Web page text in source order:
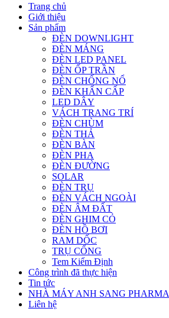
Trang chủ
Giới thiệu
Sản phẩm
ĐÈN DOWNLIGHT
ĐÈN MÁNG
ĐÈN LED PANEL
ĐÈN ỐP TRẦN
ĐÈN CHỐNG NỔ
ĐÈN KHẨN CẤP
LED DÂY
VÁCH TRANG TRÍ
ĐÈN CHÙM
ĐÈN THẢ
ĐÈN BÀN
ĐÈN PHA
ĐÈN ĐƯỜNG
SOLAR
ĐÈN TRỤ
ĐÈN VÁCH NGOÀI
ĐÈN ÂM ĐẤT
ĐÈN GHIM CỎ
ĐÈN HỒ BƠI
RAM DỐC
TRỤ CỔNG
Tem Kiểm Định
Công trình đã thực hiện
Tin tức
NHÀ MÁY ANH SANG PHARMA
Liên hệ